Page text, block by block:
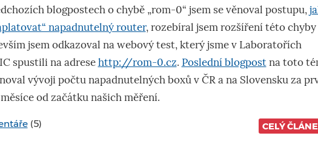
blogpostech o chybě „rom-0“ jsem se věnoval postupu,
napadnutelný router, rozebíral jsem rozšíření této chyby
jsem odkazoval na webový test, který jsme v Laboratořích
spustili na adresehttp://rom-0.cz. Poslední blogpostna toto
vývoji počtu napadnutelných boxů v ČR a na Slovensku za
od začátku našich měření.
(5) CELÝ